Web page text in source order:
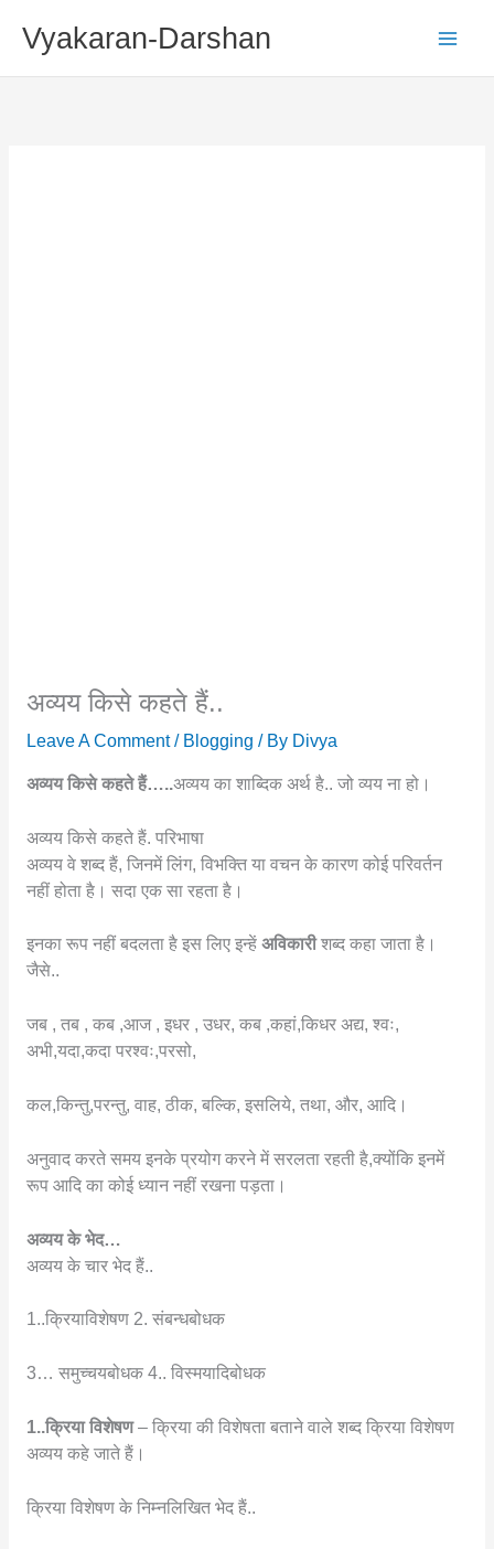
Vyakaran-Darshan
अव्यय किसे कहते हैं..
Leave A Comment / Blogging / By Divya
अव्यय किसे कहते हैं…..अव्यय का शाब्दिक अर्थ है.. जो व्यय ना हो।
अव्यय किसे कहते हैं. परिभाषा
अव्यय वे शब्द हैं, जिनमें लिंग, विभक्ति या वचन के कारण कोई परिवर्तन
नहीं होता है। सदा एक सा रहता है।
इनका रूप नहीं बदलता है इस लिए इन्हें अविकारीशब्द कहा जाता है।
जैसे..
जब , तब , कब ,आज , इधर , उधर, कब ,कहां,किधर अद्य, श्वः,
अभी,यदा,कदा परश्वः,परसो,
कल,किन्तु,परन्तु, वाह, ठीक, बल्कि, इसलिये, तथा, और, आदि।
अनुवाद करते समय इनके प्रयोग करने में सरलता रहती है,क्योंकि इनमें
रूप आदि का कोई ध्यान नहीं रखना पड़ता।
अव्यय के भेद…
अव्यय के चार भेद हैं..
1..क्रियाविशेषण 2. संबन्धबोधक
3… समुच्चयबोधक 4.. विस्मयादिबोधक
1..क्रिया विशेषण– क्रिया की विशेषता बताने वाले शब्द क्रिया विशेषण
अव्यय कहे जाते हैं।
क्रिया विशेषण के निम्नलिखित भेद हैं..